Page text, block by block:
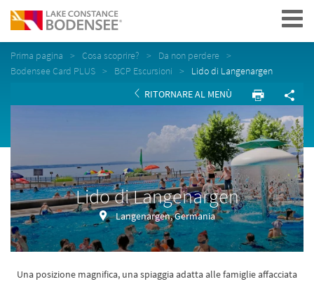
Navigation
Prima pagina Cosa scoprire?
Da non perdere
Bodensee Card PLUS
BCP Escursioni
Lido di Langenargen
RITORNARE AL MENÙ
Lido di Langenargen
Langenargen, Germania
Una posizione magnifica, una spiaggia adatta alle famiglie affacciata